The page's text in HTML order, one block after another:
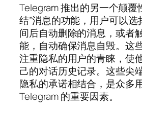
Telegram 推出的另一个颠覆
结”消息的功能，用户可以
间后自动删除的消息，或者
能，自动确保消息自毁。这
注重隐私的用户的青睐，使
己的对话历史记录。这些尖
隐私的承诺相结合，是众多
Telegram 的重要因素。